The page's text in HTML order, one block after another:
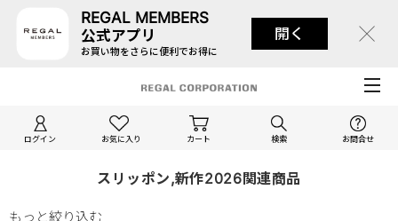
REGAL MEMBERS
公式アプリ
お買い物をさらに便利でお得に
開く
ログイン お気に入り カート 検索 お問合せ
スリッポン,新作2026関連商品
もっと絞り込む